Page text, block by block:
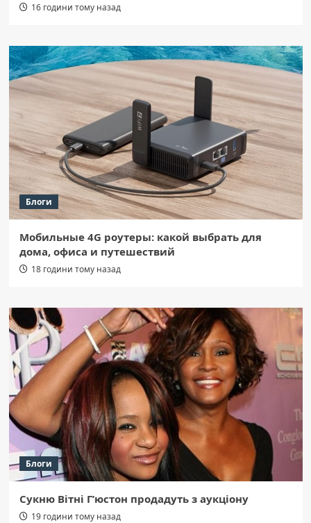
16 години тому назад
Блоги
Мобильные 4G роутеры: какой выбрать для
дома, офиса и путешествий
18 години тому назад
Блоги
Сукню Вітні Г’юстон продадуть з аукціону
19 години тому назад